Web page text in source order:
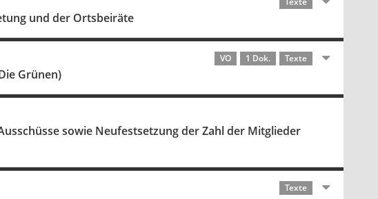
und der Ortsbeiräte
VO 1 Dok. Texte
Grünen)
sowie Neufestsetzung der Zahl der Mitglieder
Texte